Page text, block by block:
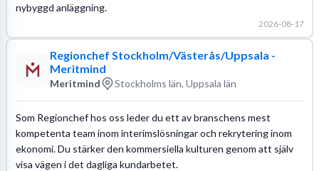
nybyggd anläggning.
2026-08-17
Regionchef Stockholm/Västerås/Uppsala -
Meritmind
Meritmind Stockholms län, Uppsala län
Som Regionchef hos oss leder du ett av branschens mest
kompetenta team inom interimslösningar och rekrytering inom
ekonomi. Du stärker den kommersiella kulturen genom att själv
visa vägen i det dagliga kundarbetet.